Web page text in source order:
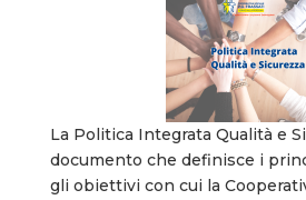
La Politica Integrata Qualità e
documento che definisce i
gli obiettivi con cui la